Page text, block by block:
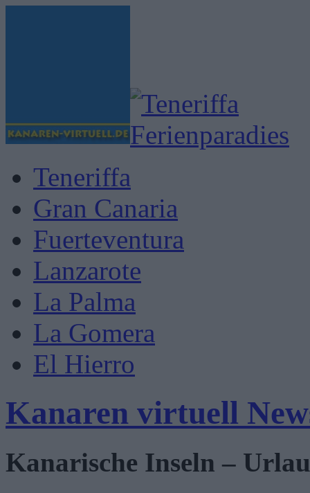
Teneriffa
Gran Canaria
Fuerteventura
Lanzarote
La Palma
La Gomera
El Hierro
Kanaren virtuell
Kanarische Inseln –